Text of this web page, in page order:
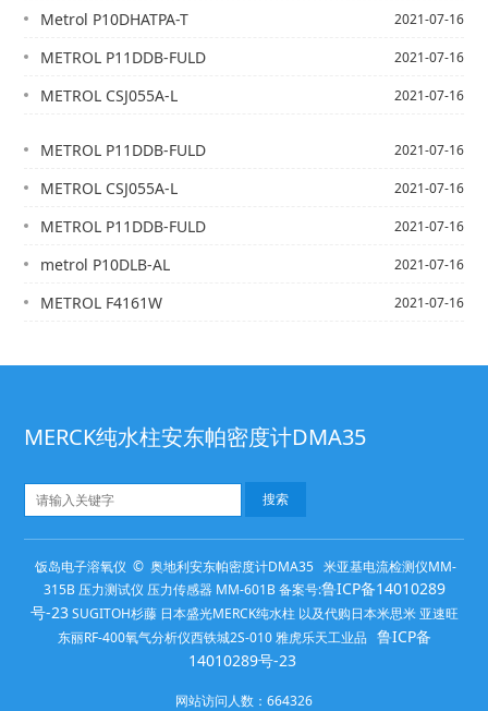
Metrol P10DHATPA-T 2021-07-16
METROL P11DDB-FULD 2021-07-16
METROL CSJ055A-L 2021-07-16
METROL P11DDB-FULD 2021-07-16
METROL CSJ055A-L 2021-07-16
METROL P11DDB-FULD 2021-07-16
metrol P10DLB-AL 2021-07-16
METROL F4161W 2021-07-16
MERCK纯水柱安东帕密度计DMA35
饭岛电子溶氧仪 © 奥地利安东帕密度计DMA35 米亚基电流检测仪MM-
315B 压力测试仪 压力传感器 MM-601B 备案号:鲁ICP备14010289
号-23SUGITOH杉藤 日本盛光MERCK纯水柱 以及代购日本米思米 亚速旺
东丽RF-400氧气分析仪西铁城2S-010 雅虎乐天工业品 鲁ICP备
14010289号-23
网站访问人数： 664326